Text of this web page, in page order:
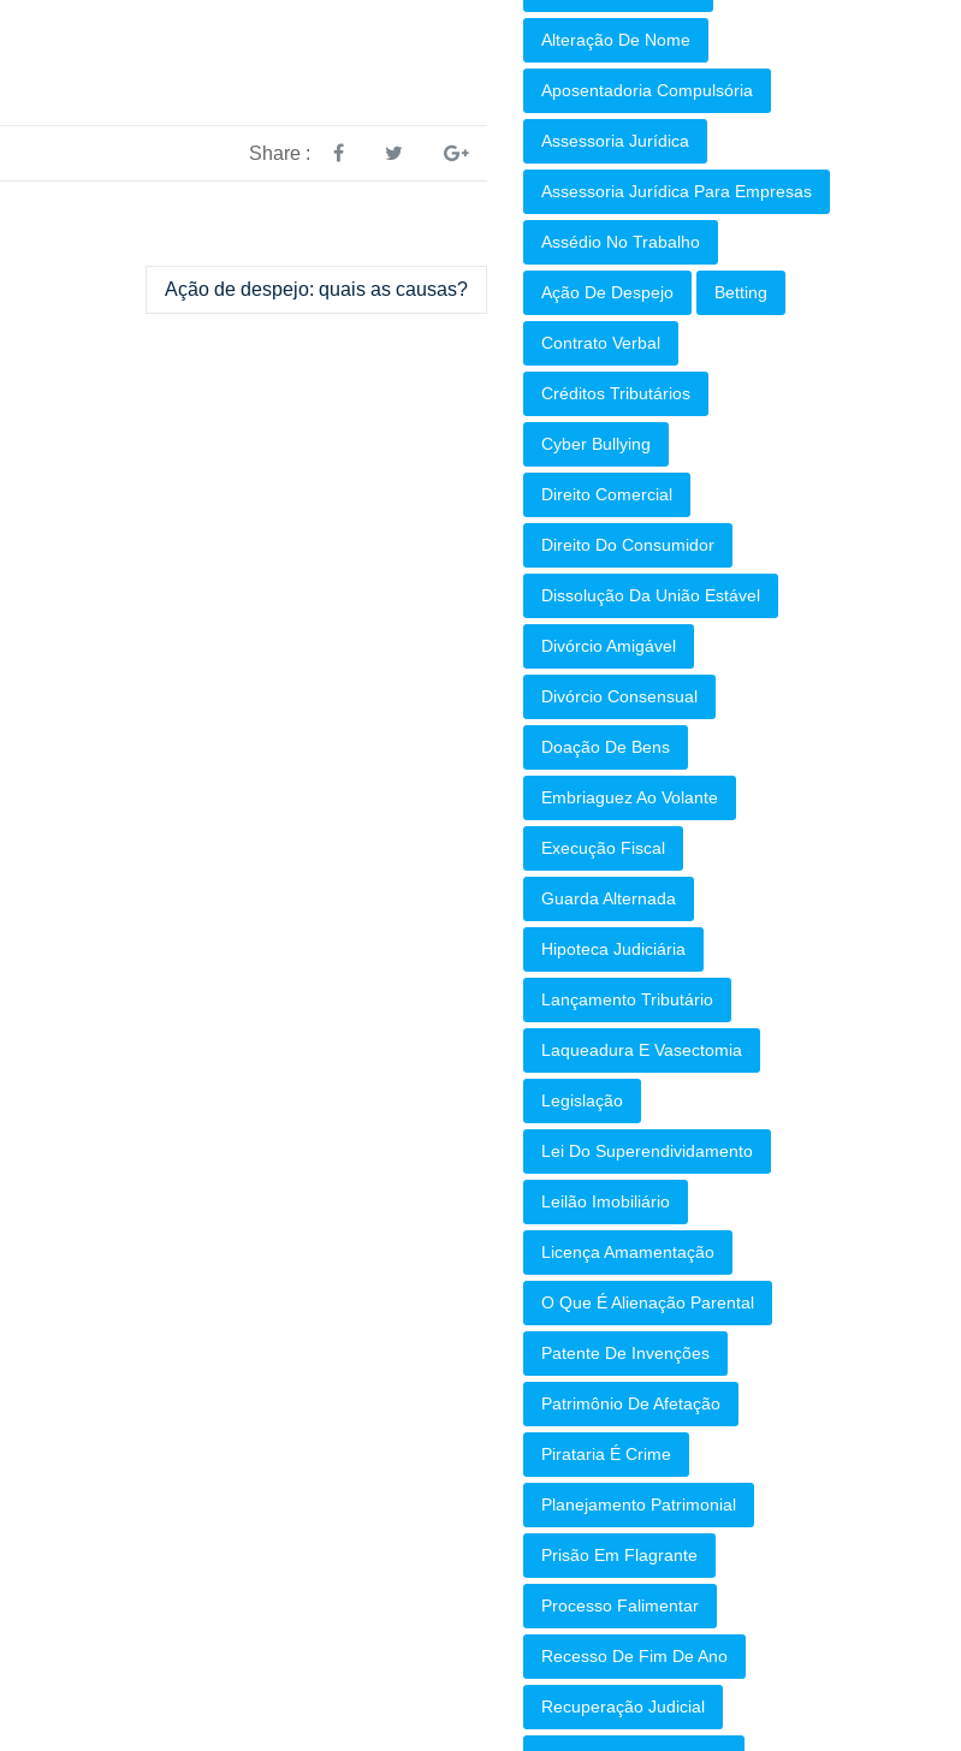
Share :
Ação de despejo: quais as causas?
Alteração De Nome
Aposentadoria Compulsória
Assessoria Jurídica
Assessoria Jurídica Para Empresas
Assédio No Trabalho
Ação De Despejo Betting
Contrato Verbal
Créditos Tributários
Cyber Bullying
Direito Comercial
Direito Do Consumidor
Dissolução Da União Estável
Divórcio Amigável
Divórcio Consensual
Doação De Bens
Embriaguez Ao Volante
Execução Fiscal
Guarda Alternada
Hipoteca Judiciária
Lançamento Tributário
Laqueadura E Vasectomia
Legislação
Lei Do Superendividamento
Leilão Imobiliário
Licença Amamentação
O Que É Alienação Parental
Patente De Invenções
Patrimônio De Afetação
Pirataria É Crime
Planejamento Patrimonial
Prisão Em Flagrante
Processo Falimentar
Recesso De Fim De Ano
Recuperação Judicial